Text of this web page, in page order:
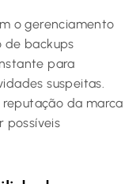
o gerenciamento
de backups
para
suspeitas.
da marca
possíveis